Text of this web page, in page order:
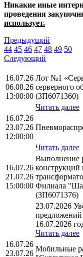
Никакие иные
проведения
использует.
Предыдущий
44 45 46 47 48 49 50
Следующий
16.07.26
06.08.26
13:00:00
Лот №1
серверного
(ЗП6071360)
Читать далее
16.07.26
23.07.26
12:00:00
Читать далее
16.07.26
21.07.26
15:00:00
Выполнение
конструкций
Филиала
(ЗП6071376)
23.07.2026
предложений
16.07.2026
Читать далее
16.07.26
23.07.26
Мобильные